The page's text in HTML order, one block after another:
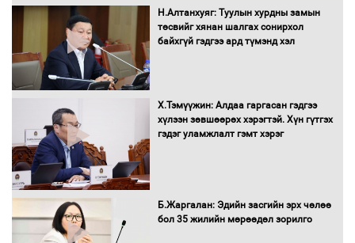
С.Амарсайхан: Иргэдийг хохироосон
ААН-ийн нуугтмал хөрөнгийг
битүүмжлэнэ
Н.Номтойбаяр: Аймгуудад тулгамдаж
буй асуудлуудыг Засгийн газрын
хуралдаанд танилцуулж,
эрэгтэйчүүдийн волейболын тэмцээнд
оролцож байгаа баг тамирчдад
Н.Алтанхуяг: Туулын хурдны замын
төсвийг хянан шалгах сонирхол
байхгүй гэдгээ ард түмэнд хэл
Х.Тэмүүжин: Алдаа гаргасан гэдгээ
хүлээн зөвшөөрөх хэрэгтэй. Хүн гүтгэх
гэдэг уламжлалт гэмт хэрэг
Б.Жаргалан: Эдийн засгийн эрх чөлөө
бол 35 жилийн мөрөөдөл зорилго